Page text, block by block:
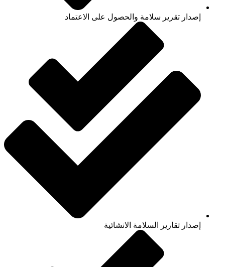
إصدار تقرير سلامة والحصول على الاعتماد
إصدار تقارير السلامة الانشائية